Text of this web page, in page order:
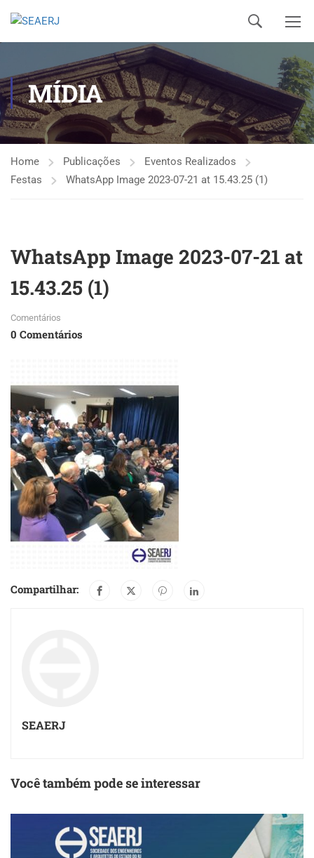
MÍDIA
Home Publicações
Eventos Realizados
Festas
WhatsApp Image 2023-07-21 at 15.43.25 (1)
WhatsApp Image 2023-07-21 at
15.43.25 (1)
Comentários
0 Comentários
Compartilhar:
SEAERJ
Você também pode se interessar